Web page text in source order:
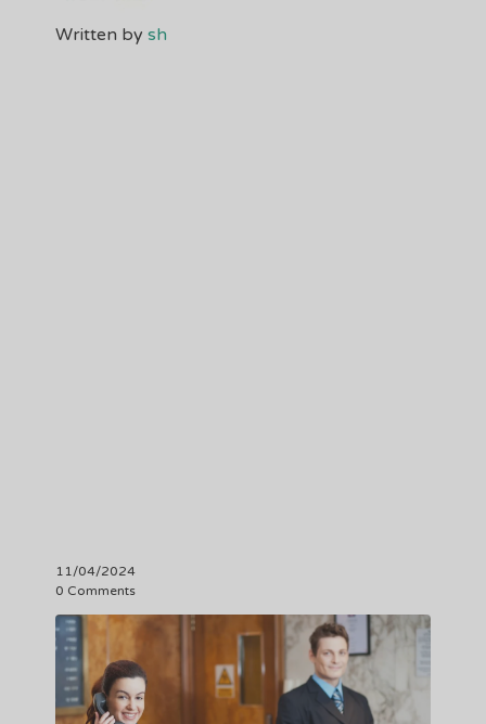
Written by sh
11/04/2024
0 Comments